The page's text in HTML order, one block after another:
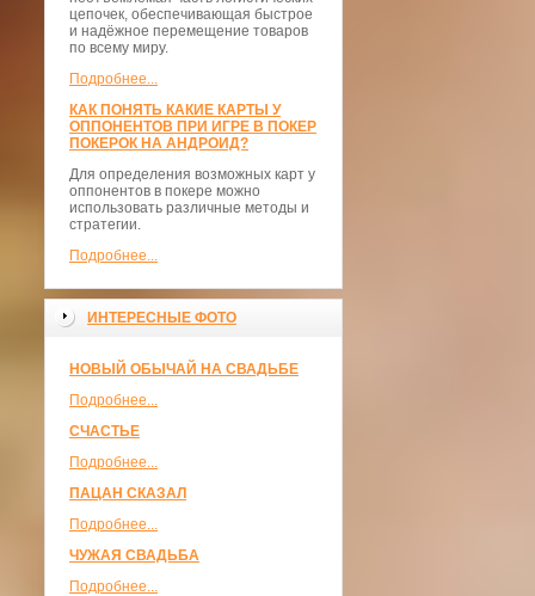
цепочек, обеспечивающая быстрое
и надёжное перемещение товаров
по всему миру.
Подробнее...
КАК ПОНЯТЬ КАКИЕ КАРТЫ У
ОППОНЕНТОВ ПРИ ИГРЕ В ПОКЕР
ПОКЕРОК НА АНДРОИД?
Для определения возможных карт у
оппонентов в покере можно
использовать различные методы и
стратегии.
Подробнее...
ИНТЕРЕСНЫЕ ФОТО
НОВЫЙ ОБЫЧАЙ НА СВАДЬБЕ
Подробнее...
СЧАСТЬЕ
Подробнее...
ПАЦАН СКАЗАЛ
Подробнее...
ЧУЖАЯ СВАДЬБА
Подробнее...